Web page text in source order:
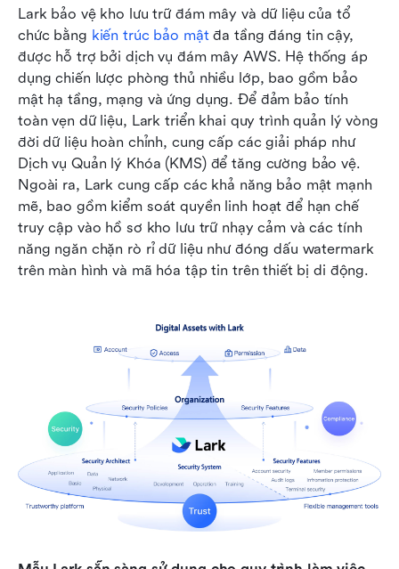
Lark bảo vệ kho lưu trữ đám mây và dữ liệu của tổ
chức bằng kiến trúc bảo mật đa tầng đáng tin cậy,
được hỗ trợ bởi dịch vụ đám mây AWS. Hệ thống áp
dụng chiến lược phòng thủ nhiều lớp, bao gồm bảo
mật hạ tầng, mạng và ứng dụng. Để đảm bảo tính
toàn vẹn dữ liệu, Lark triển khai quy trình quản lý vòng
đời dữ liệu hoàn chỉnh, cung cấp các giải pháp như
Dịch vụ Quản lý Khóa (KMS) để tăng cường bảo vệ.
Ngoài ra, Lark cung cấp các khả năng bảo mật mạnh
mẽ, bao gồm kiểm soát quyền linh hoạt để hạn chế
truy cập vào hồ sơ kho lưu trữ nhạy cảm và các tính
năng ngăn chặn rò rỉ dữ liệu như đóng dấu watermark
trên màn hình và mã hóa tập tin trên thiết bị di động.